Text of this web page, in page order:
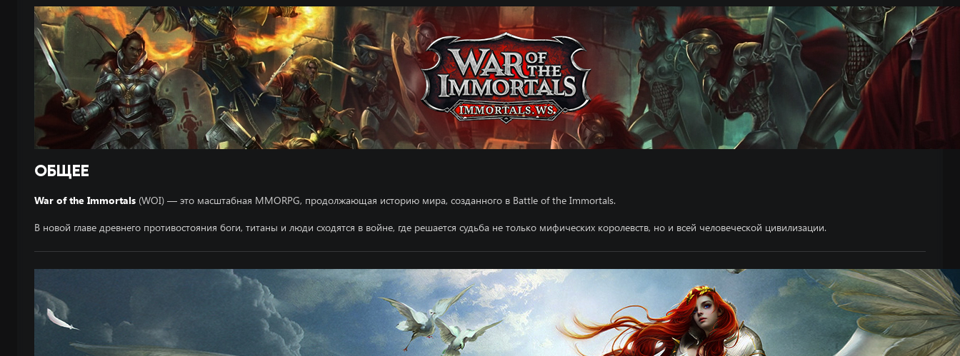
ОБЩЕЕ
War of the Immortals (WOI) — это масштабная MMORPG, продолжающая историю мира, созданного в Battle of the Immortals.
В новой главе древнего противостояния боги, титаны и люди сходятся в войне, где решается судьба не только мифических королевств, но и всей человеческой цивилизации.